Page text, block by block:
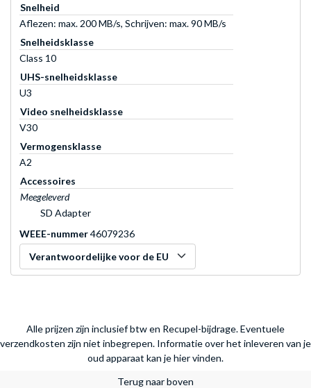
Snelheid
Aflezen: max. 200 MB/s, Schrijven: max. 90 MB/s
Snelheidsklasse
Class 10
UHS-snelheidsklasse
U3
Video snelheidsklasse
V30
Vermogensklasse
A2
Accessoires
Meegeleverd
SD Adapter
WEEE-nummer46079236
Verantwoordelijke voor de EU
Alle prijzen zijn inclusief btw en Recupel-bijdrage. Eventuele
verzendkosten zijn niet inbegrepen. Informatie over het inleveren van je
oud apparaat kan je hier vinden.
Terug naar boven